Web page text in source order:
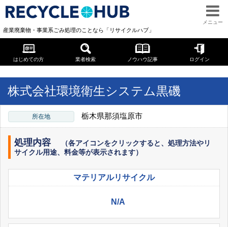
メニュー
産業廃棄物・事業系ごみ処理のことなら「リサイクルハブ」
はじめての方 業者検索 ノウハウ記事 ログイン
« 一覧に戻る « TOPページへ
株式会社環境衛生システム黒磯
所在地 栃木県那須塩原市
処理内容
（各アイコンをクリックすると、処理方法やリ
サイクル用途、料金等が表示されます）
マテリアルリサイクル
N/A